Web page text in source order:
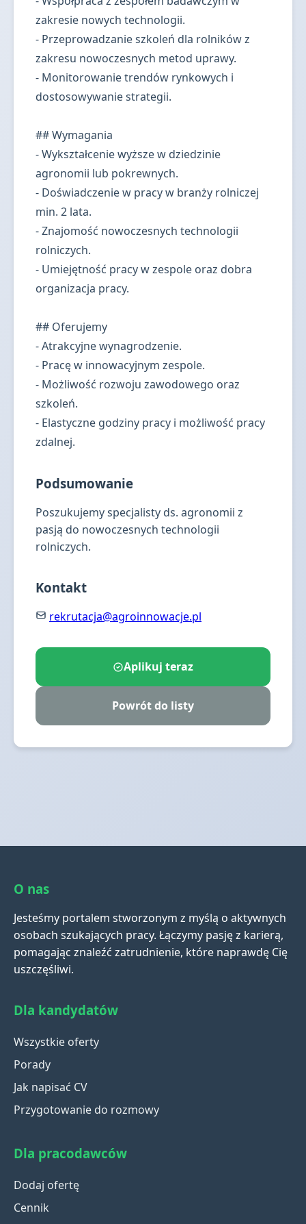
zakresie nowych technologii.
- Przeprowadzanie szkoleń dla rolników z
zakresu nowoczesnych metod uprawy.
- Monitorowanie trendów rynkowych i
dostosowywanie strategii.
## Wymagania
- Wykształcenie wyższe w dziedzinie
agronomii lub pokrewnych.
- Doświadczenie w pracy w branży rolniczej
min. 2 lata.
- Znajomość nowoczesnych technologii
rolniczych.
- Umiejętność pracy w zespole oraz dobra
organizacja pracy.
## Oferujemy
- Atrakcyjne wynagrodzenie.
- Pracę w innowacyjnym zespole.
- Możliwość rozwoju zawodowego oraz
szkoleń.
- Elastyczne godziny pracy i możliwość pracy
zdalnej.
Podsumowanie
Poszukujemy specjalisty ds. agronomii z
pasją do nowoczesnych technologii
rolniczych.
Kontakt
rekrutacja@agroinnowacje.pl
Aplikuj teraz
Powrót do listy
O nas
Jesteśmy portalem stworzonym z myślą o aktywnych
osobach szukających pracy. Łączymy pasję z karierą,
pomagając znaleźć zatrudnienie, które naprawdę Cię
uszczęśliwi.
Dla kandydatów
Wszystkie oferty
Porady
Jak napisać CV
Przygotowanie do rozmowy
Dla pracodawców
Dodaj ofertę
Cennik